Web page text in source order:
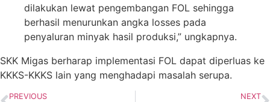
dilakukan lewat pengembangan FOL sehingga
berhasil menurunkan angka losses pada
penyaluran minyak hasil produksi,” ungkapnya.
SKK Migas berharap implementasi FOL dapat diperluas ke
KKKS-KKKS lain yang menghadapi masalah serupa.
PREVIOUS NEXT